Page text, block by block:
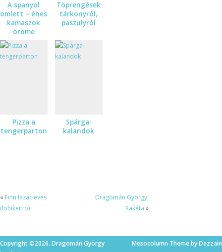
A spanyol
omlett – éhes
kamaszok
öröme
Töprengések
tárkonyról,
paszulyról
Pizza a
tengerparton
Spárga-
kalandok
« Finn lazacleves
(lohikeitto)
Dragomán György:
Rakéta »
Copyright ©2026. Dragomán György
Mesocolumn Theme by Dezzain